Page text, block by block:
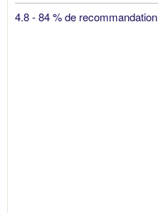
4.8 - 84 % de recommandation